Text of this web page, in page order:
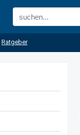
Ratgeber